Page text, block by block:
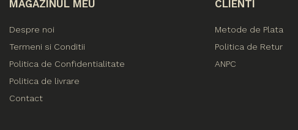
MAGAZINUL MEU
Despre noi
Termeni si Conditii
Politica de Confidentialitate
Politica de livrare
Contact
CLIENTI
Metode de Plata
Politica de Retur
ANPC